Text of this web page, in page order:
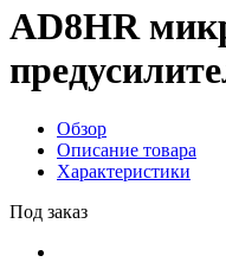
AD8HR
Обзор
Описание товара
Характеристики
Под заказ